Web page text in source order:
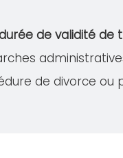
de validité de
de divorce ou